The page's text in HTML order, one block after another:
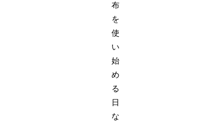
布
を
使
い
始
め
る
日
な